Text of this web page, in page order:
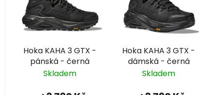
Hoka KAHA 3 GTX -
pánská - černá
Skladem
Hoka KAHA 3 GTX -
dámská - černá
Skladem